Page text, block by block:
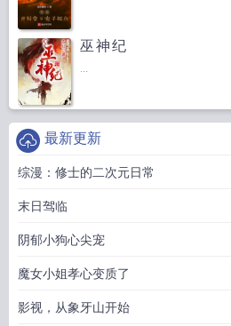
巫神纪
...
最新更新
综漫：修士的二次元日常
末日驾临
阴郁小狗心尖宠
魔女小姐孝心变质了
影视，从象牙山开始